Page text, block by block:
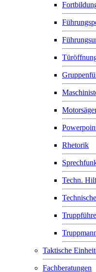
Rhetorik
Techn.
Taktische
Fachberatungen